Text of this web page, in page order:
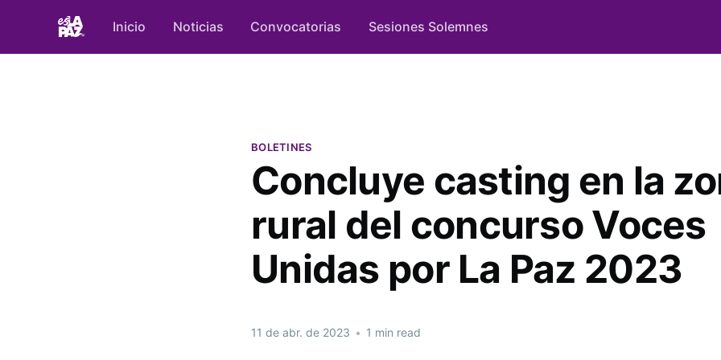
Inicio Noticias Convocatorias Sesiones Solemnes
BOLETINES
Concluye casting en la
rural del concurso Voces
Unidas por La Paz 2023
11 de abr. de 2023 • 1 min read